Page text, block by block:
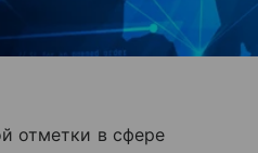
отметки в сфере